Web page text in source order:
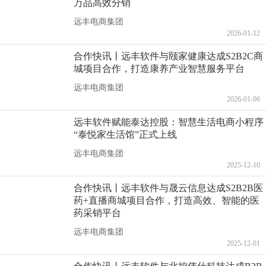
万品高效分销
远丰电商集团
2026-01-12
合作快讯丨远丰软件与颐家健康达成S2B2C商
城项目合作，打造康养产业智慧服务平台
远丰电商集团
2026-01-06
远丰软件赋能泰达控股：智慧生活电商小程序
“泰悦家生活馆”正式上线
远丰电商集团
2025-12-10
合作快讯丨远丰软件与晟云信息达成S2B2B医
药+直播商城项目合作，打造高效、智能的医
药采销平台
远丰电商集团
2025-12-01